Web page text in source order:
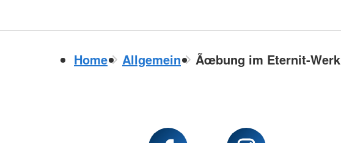
Home Allgemein Ãœbung im Eternit-Werk